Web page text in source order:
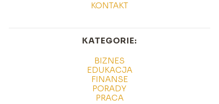
KONTAKT
KATEGORIE:
BIZNES
EDUKACJA
FINANSE
PORADY
PRACA